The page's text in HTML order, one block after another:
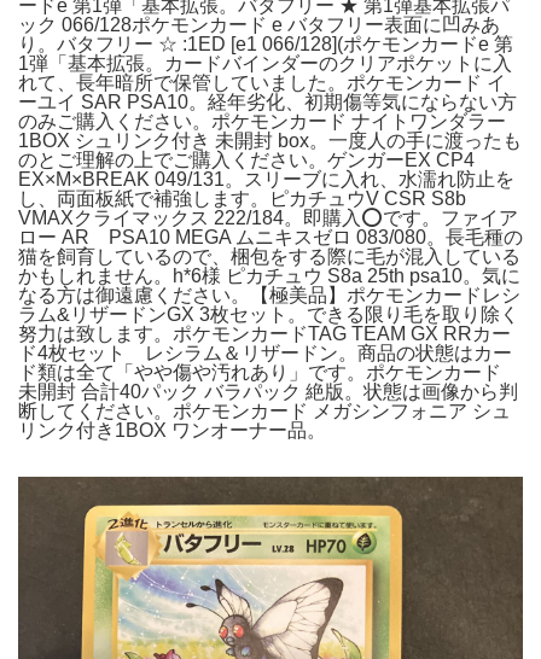
ードe 第1弾「基本拡張。バタフリー ★ 第1弾基本拡張パ
ック 066/128ポケモンカード e バタフリー表面に凹みあ
り。バタフリー ☆ :1ED [e1 066/128](ポケモンカードe 第
1弾「基本拡張。カードバインダーのクリアポケットに入
れて、長年暗所で保管していました。ポケモンカード イ
ーユイ SAR PSA10。経年劣化、初期傷等気にならない方
のみご購入ください。ポケモンカード ナイトワンダラー
1BOX シュリンク付き 未開封 box。一度人の手に渡ったも
のとご理解の上でご購入ください。ゲンガーEX CP4
EX×M×BREAK 049/131。スリーブに入れ、水濡れ防止を
し、両面板紙で補強します。ピカチュウV CSR S8b
VMAXクライマックス 222/184。即購入⭕️です。ファイア
ロー AR PSA10 MEGA ムニキスゼロ 083/080。長毛種の
猫を飼育しているので、梱包をする際に毛が混入している
かもしれません。h*6様 ピカチュウ S8a 25th psa10。気に
なる方は御遠慮ください。【極美品】ポケモンカードレシ
ラム&リザードンGX 3枚セット。できる限り毛を取り除く
努力は致します。ポケモンカードTAG TEAM GX RRカー
ド4枚セット レシラム＆リザードン。商品の状態はカー
ド類は全て「やや傷や汚れあり」です。ポケモンカード
未開封 合計40パック バラパック 絶版。状態は画像から判
断してください。ポケモンカード メガシンフォニア シュ
リンク付き1BOX ワンオーナー品。